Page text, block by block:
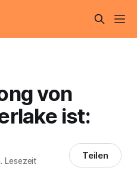
von
ist:
Lesezeit Teilen